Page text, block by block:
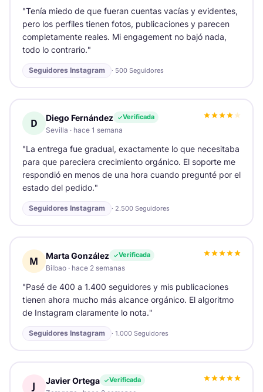
"Tenía miedo de que fueran cuentas vacías y evidentes,
pero los perfiles tienen fotos, publicaciones y parecen
completamente reales. Mi engagement no bajó nada,
todo lo contrario."
Seguidores Instagram · 500 Seguidores
D Diego Fernández Verificada
Sevilla · hace 1 semana
"La entrega fue gradual, exactamente lo que necesitaba
para que pareciera crecimiento orgánico. El soporte me
respondió en menos de una hora cuando pregunté por el
estado del pedido."
Seguidores Instagram · 2.500 Seguidores
M Marta González Verificada
Bilbao· hace 2 semanas
"Pasé de 400 a 1.400 seguidores y mis publicaciones
tienen ahora mucho más alcance orgánico. El algoritmo
de Instagram claramente lo nota."
Seguidores Instagram · 1.000 Seguidores
J Javier Ortega Verificada